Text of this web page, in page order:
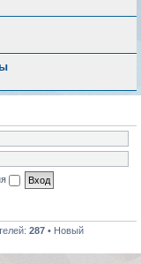
287 • Новый